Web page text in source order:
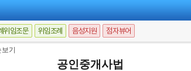
위임조문 위임조례 음성지원 점자뷰어
기
공인중개사법
다고 인정하면대통령령으로 정하는 바에 따라 개업공